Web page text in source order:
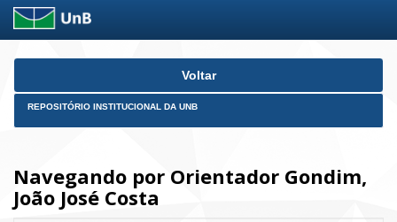
Skip
Voltar
REPOSITÓRIO INSTITUCIONAL DA UNB
Navegando por Orientador Gondim,
João José Costa